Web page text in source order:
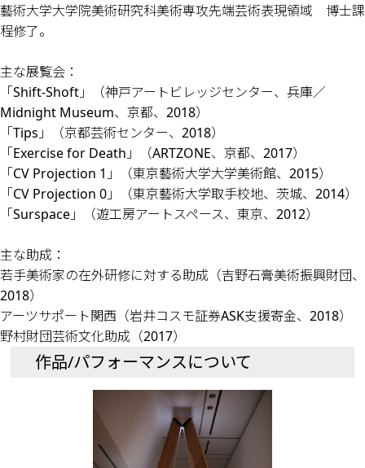
藝術大学大学院美術研究科美術専攻先端芸術表現領域 博士課
程修了。
主な展覧会：
「Shift-Shoft」（神戸アートビレッジセンター、兵庫／
Midnight Museum、京都、2018）
「Tips」（京都芸術センター、2018）
「Exercise for Death」（ARTZONE、京都、2017）
「CV Projection 1」（東京藝術大学大学美術館、2015）
「CV Projection 0」（東京藝術大学取手校地、茨城、2014）
「Surspace」（遊工房アートスペース、東京、2012）
主な助成：
若手美術家の在外研修に対する助成（吉野石膏美術振興財団、
2018）
アーツサポート関西（岩井コスモ証券ASK支援寄金、2018）
野村財団芸術文化助成（2017）
作品/パフォーマンスについて